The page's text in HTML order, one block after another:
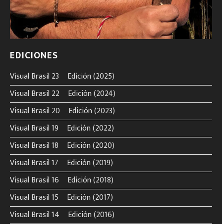
EDICIONES
Visual Brasil 23º Edición (2025)
Visual Brasil 22º Edición (2024)
Visual Brasil 20º Edición (2023)
Visual Brasil 19º Edición (2022)
Visual Brasil 18º Edición (2020)
Visual Brasil 17º Edición (2019)
Visual Brasil 16º Edición (2018)
Visual Brasil 15º Edición (2017)
Visual Brasil 14º Edición (2016)